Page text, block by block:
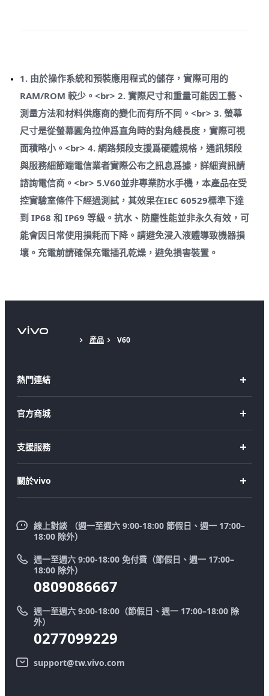
1. 由於操作系統和預裝應用程式的儲存，實際可用的
RAM/ROM 較少。<br> 2. 實際尺寸和重量可能因工藝、
測量方法和材料供應商的變化而有所不同。<br> 3. 螢幕
尺寸是從螢幕圓角拉伸爲直角時的對角綫長度，實際可視
面積略小。<br> 4. 網路頻段支援爲硬體規格，通訊頻段
與服務細節端電信業者實際公布之訊息爲據，詳細資訊請
諮詢電信商。<br> 5.V60並非專業防水手機，本產品在受
控實驗室條件下經過測試，其效果在IEC 60529標準下達
到 IP68 和 IP69 等級。抗水、防塵性能並非永久有效，可
能會因日常使用損耗而下降。請避免浸入液體導致機器損
壞。充電前請確保充電插孔乾燥，避免損害裝置。
産品 V60
熱門連結
X200 Pro
X200
X200 FE
V50 Lite 5G
V50
官方商城
購買手機
購買配件
支援服務
服務中心
Funtouch OS
系統升級
零配件價格查詢
送修服務
IMEI 碼驗證
系統連鎖通路夥伴
產品保固說明
關於vivo
新聞中心
法律聲明
優惠活動
舊機換新機
線上對談 （週一至週六 9:00-18:00 節假日、週一 17:00–
18:00 除外）
週一至週六 9:00-18:00 免付費（節假日、週一 17:00–
18:00 除外）
0809086667
週一至週六 9:00-18:00（節假日、週一 17:00–18:00 除
外）
0277099229
support@tw.vivo.com